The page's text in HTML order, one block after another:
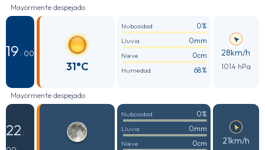
Mayormente despejado
19 : 00
31°C
Nubosidad 0%
Lluvia 0mm
Nieve 0cm
Humedad 68%
28km/h
1014 hPa
Mayormente despejado
22 :
Nubosidad 0%
Lluvia 0mm
Nieve 0cm 21km/h